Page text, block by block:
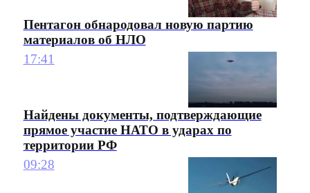
Пентагон обнародовал новую партию
материалов об НЛО
17:41
Найдены документы, подтверждающие
прямое участие НАТО в ударах по
территории РФ
09:28